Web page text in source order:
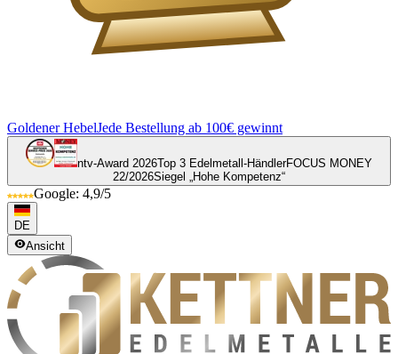
Goldener HebelJede Bestellung ab 100€ gewinnt
ntv-Award 2026Top 3 Edelmetall-HändlerFOCUS MONEY
22/2026Siegel „Hohe Kompetenz“
Google: 4,9/5
DE
Ansicht